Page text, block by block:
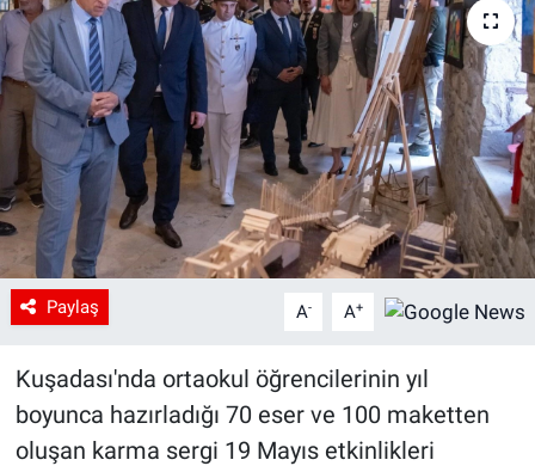
Paylaş A- A+
Kuşadası'nda ortaokul öğrencilerinin yıl
boyunca hazırladığı 70 eser ve 100 maketten
oluşan karma sergi 19 Mayıs etkinlikleri